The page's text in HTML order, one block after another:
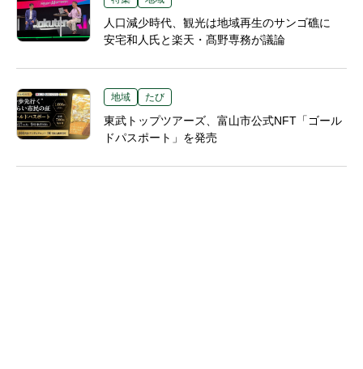
人口減少時代、観光は地域再生のサンゴ礁に
安宅和人氏と楽天・髙野専務が議論
地域 たび
東武トップツアーズ、富山市公式NFT「ゴール
ドパスポート」を発売